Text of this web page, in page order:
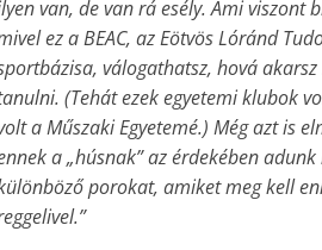
van, de van rá esély. Ami viszont
ez a BEAC, az Eötvös Lóránd
válogathatsz, hová
(Tehát ezek egyetemi klubok
a Műszaki Egyetemé.) Még azt is
a „húsnak” az érdekében adunk
porokat, amiket meg kell